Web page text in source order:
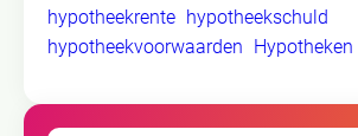
hypotheekrente hypotheekschuld
hypotheekvoorwaarden Hypotheken